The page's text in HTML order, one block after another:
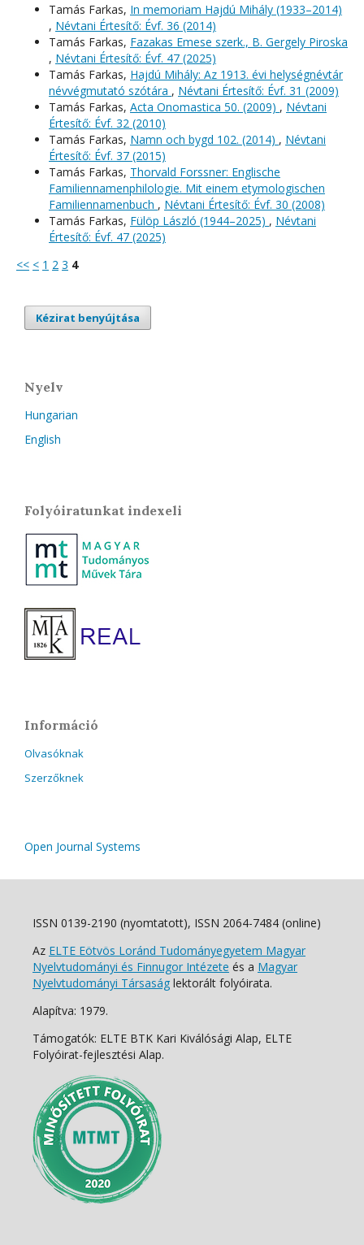
Tamás Farkas, In memoriam Hajdú Mihály (1933–2014)
, Névtani Értesítő: Évf. 36 (2014)
Tamás Farkas, Fazakas Emese szerk., B. Gergely Piroska
, Névtani Értesítő: Évf. 47 (2025)
Tamás Farkas, Hajdú Mihály: Az 1913. évi helységnévtár
névvégmutató szótára , Névtani Értesítő: Évf. 31 (2009)
Tamás Farkas, Acta Onomastica 50. (2009) , Névtani
Értesítő: Évf. 32 (2010)
Tamás Farkas, Namn och bygd 102. (2014) , Névtani
Értesítő: Évf. 37 (2015)
Tamás Farkas, Thorvald Forssner: Englische
Familiennamenphilologie. Mit einem etymologischen
Familiennamenbuch , Névtani Értesítő: Évf. 30 (2008)
Tamás Farkas, Fülöp László (1944–2025) , Névtani
Értesítő: Évf. 47 (2025)
<< < 1 2 3 4
Kézirat benyújtása
Nyelv
Hungarian
English
Folyóiratunkat indexeli
Információ
Olvasóknak
Szerzőknek
Open Journal Systems
ISSN 0139-2190 (nyomtatott), ISSN 2064-7484 (online)
Az ELTE Eötvös Loránd Tudományegyetem Magyar
Nyelvtudományi és Finnugor Intézete és a Magyar
Nyelvtudományi Társaság lektorált folyóirata.
Alapítva: 1979.
Támogatók: ELTE BTK Kari Kiválósági Alap, ELTE
Folyóirat-fejlesztési Alap.